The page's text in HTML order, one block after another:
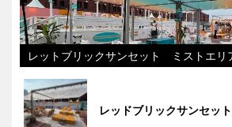
レットブリックサンセット ミストエリ
レッドブリックサンセ